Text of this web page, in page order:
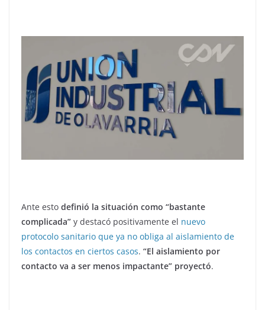
Ante esto definió la situación como “bastante
complicada” y destacó positivamente el nuevo
protocolo sanitario que ya no obliga al aislamiento de
los contactos en ciertos casos. “El aislamiento por
contacto va a ser menos impactante” proyectó.